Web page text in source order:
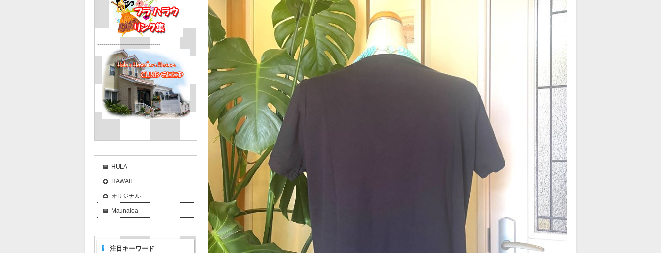
--------------------------------
HULA
HAWAII
オリジナル
Maunaloa
注目キーワード